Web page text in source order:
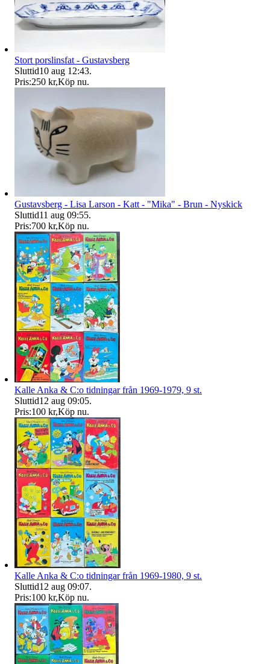
Stort porslinsfat - Gustavsberg
Sluttid10 aug 12:43.
Pris:250 kr,Köp nu.
Gustavsberg - Lisa Larson - Katt - "Mika" - Brun - Nyskick
Sluttid11 aug 09:55.
Pris:700 kr,Köp nu.
Kalle Anka & C:o tidningar från 1969-1979, 9 st.
Sluttid12 aug 09:05.
Pris:100 kr,Köp nu.
Kalle Anka & C:o tidningar från 1969-1980, 9 st.
Sluttid12 aug 09:07.
Pris:100 kr,Köp nu.